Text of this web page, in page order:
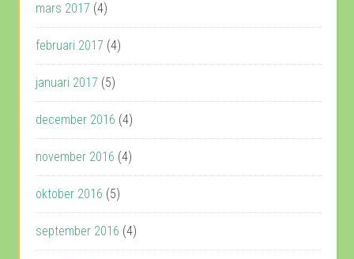
mars 2017 (4)
februari 2017 (4)
januari 2017 (5)
december 2016 (4)
november 2016 (4)
oktober 2016 (5)
september 2016 (4)